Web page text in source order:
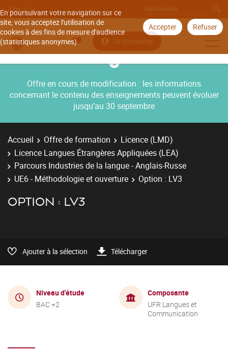
En poursuivant votre navigation sur ce
site, vous acceptez l'utilisation de
cookies à des fins de mesure d'audience
(statistiques anonymes).
Accepter Refuser
Aller à
Se connecter
Offre en cours de modification : les informations
concernant le contenu des enseignements peuvent évoluer
jusqu’au 30 septembre
Accueil Offre de formation
Licence (LMD)
Licence Langues Étrangères Appliquées (LEA)
Parcours Industries de la langue - Anglais-Russe
UE6 - Méthodologie et ouverture
Option : LV3
OPTION : LV3
Ajouter à la sélection Télécharger
Niveau d'étude
BAC +2
Composante
UFR Langues et
Communication